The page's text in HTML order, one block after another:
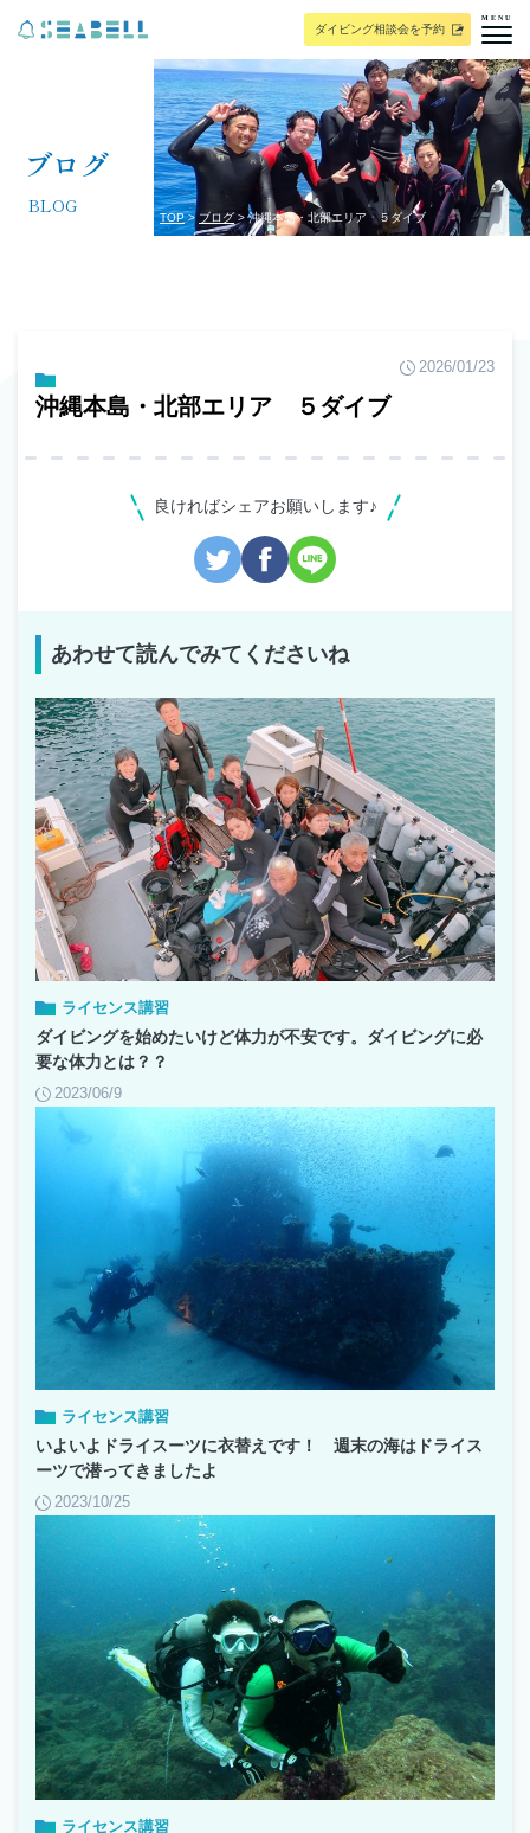
ダイビング相談会を予約
MENU
ブログ
BLOG TOP ブログ 沖縄本島・北部エリア ５ダイブ
2026/01/23
沖縄本島・北部エリア ５ダイブ
良ければシェアお願いします♪
あわせて読んでみてくださいね
ライセンス講習
ダイビングを始めたいけど体力が不安です。ダイビングに必
要な体力とは？？
2023/06/9
ライセンス講習
いよいよドライスーツに衣替えです！ 週末の海はドライス
ーツで潜ってきましたよ
2023/10/25
ライセンス講習